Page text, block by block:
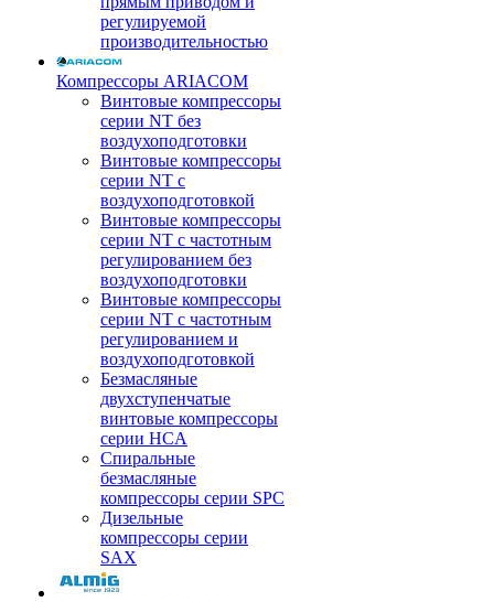
регулируемой
производительностью
Компрессоры ARIACOM
Винтовые компрессоры
серии NT без
воздухоподготовки
Винтовые компрессоры
серии NT c
воздухоподготовкой
Винтовые компрессоры
серии NT с частотным
регулированием без
воздухоподготовки
Винтовые компрессоры
серии NT с частотным
регулированием и
воздухоподготовкой
Безмасляные
двухступенчатые
винтовые компрессоры
серии HCA
Спиральные
безмасляные
компрессоры серии SPC
Дизельные
компрессоры серии
SAX